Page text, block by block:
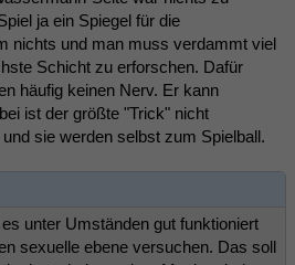
ja ein Spiegel für die
nichts und man muss verdammt viel
Schicht zu erforschen. Dafür
häufig keinen Nerv. Er kann
ist der größte "Trick" nicht
sie werden selbst zum Spielball.
unter Umständen gut funktioniert
sexuelle ebene versuchen. Das soll